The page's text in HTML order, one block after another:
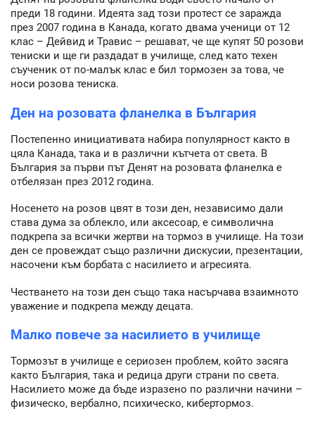
преди 18 години. Идеята зад този протест се заражда
през 2007 година в Канада, когато двама ученици от 12
клас – Дейвид и Травис – решават, че ще купят 50 розови
тениски и ще ги раздадат в училище, след като техен
съученик от по-малък клас е бил тормозен за това, че
носи розова тениска.
Ден на розовата фланелка в България
Постепенно инициативата набира популярност както в
цяла Канада, така и в различни кътчета от света. В
България за първи път Денят на розовата фланелка е
отбелязан през 2012 година.
Носенето на розов цвят в този ден, независимо дали
става дума за облекло, или аксесоар, е символична
подкрепа за всички жертви на тормоз в училище. На този
ден се провеждат също различни дискусии, презентации,
насочени към борбата с насилието и агресията.
Честването на този ден също така насърчава взаимното
уважение и подкрепа между децата.
Малко повече за насилието в училище
Тормозът в училище е сериозен проблем, който засяга
както България, така и редица други страни по света.
Насилието може да бъде изразено по различни начини –
физическо, вербално, психическо, кибертормоз.